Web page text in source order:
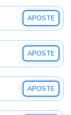
APOSTE
APOSTE
APOSTE